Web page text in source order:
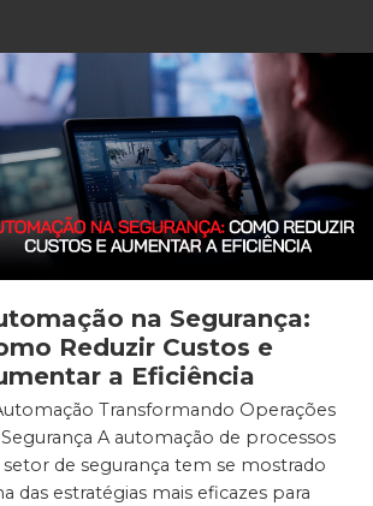
na Segurança:
Reduzir Custos e
a Eficiência
Transformando Operações
A automação de processos
setor de segurança tem se mostrado
das estratégias mais eficazes para